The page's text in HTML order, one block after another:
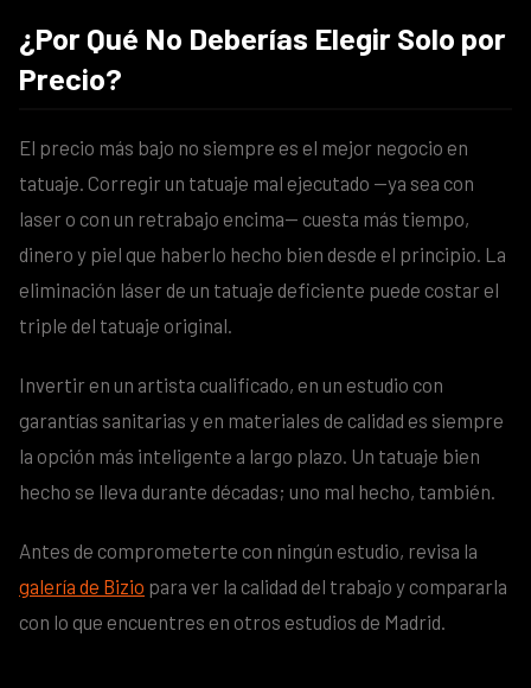
¿Por Qué No Deberías Elegir Solo por
Precio?
El precio más bajo no siempre es el mejor negocio en
tatuaje. Corregir un tatuaje mal ejecutado —ya sea con
laser o con un retrabajo encima— cuesta más tiempo,
dinero y piel que haberlo hecho bien desde el principio. La
eliminación láser de un tatuaje deficiente puede costar el
triple del tatuaje original.
Invertir en un artista cualificado, en un estudio con
garantías sanitarias y en materiales de calidad es siempre
la opción más inteligente a largo plazo. Un tatuaje bien
hecho se lleva durante décadas; uno mal hecho, también.
Antes de comprometerte con ningún estudio, revisa la
galería de Bizio para ver la calidad del trabajo y compararla
con lo que encuentres en otros estudios de Madrid.